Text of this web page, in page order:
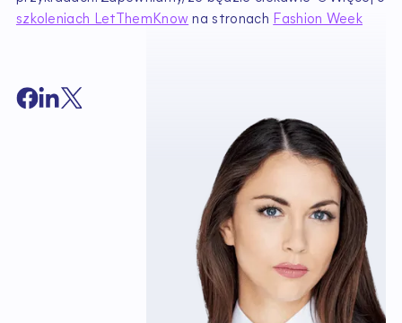
szkoleniach LetThemKnow na stronach Fashion Week